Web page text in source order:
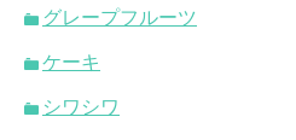
グレープフルーツ
ケーキ
シワシワ